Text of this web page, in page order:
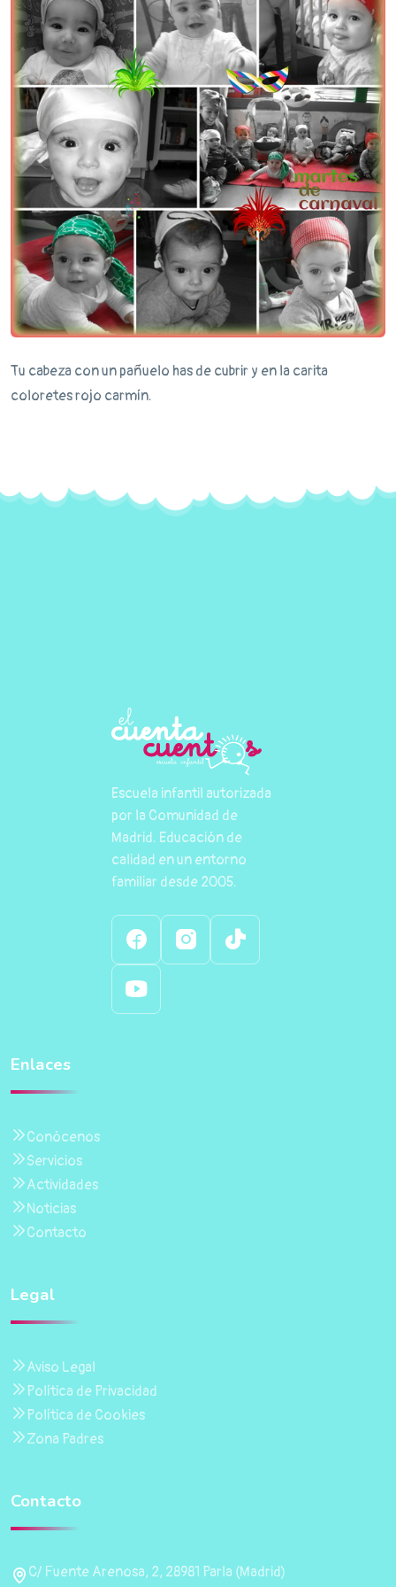
Tu cabeza con un pañuelo has de cubrir y en la carita
coloretes rojo carmín.
Escuela infantil autorizada
por la Comunidad de
Madrid. Educación de
calidad en un entorno
familiar desde 2005.
Enlaces
Conócenos
Servicios
Actividades
Noticias
Contacto
Legal
Aviso Legal
Política de Privacidad
Política de Cookies
Zona Padres
Contacto
C/ Fuente Arenosa, 2, 28981 Parla (Madrid)